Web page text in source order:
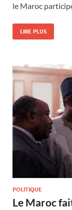
le Maroc
LIRE PLUS
POLITIQUE
Le Maroc